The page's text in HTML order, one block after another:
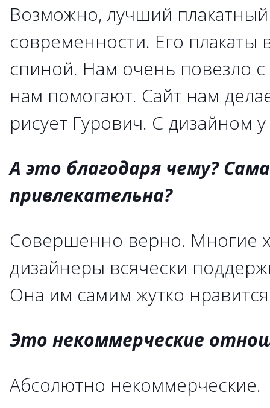
Возможно, лучший
современности. Его плакаты
спиной. Нам очень повезло
нам помогают. Сайт нам
рисует Гурович. С дизайном
А это благодаря чему?
привлекательна?
Совершенно верно. Многие
дизайнеры всячески
Она им самим жутко
Это некоммерческие
Абсолютно некоммерческие.